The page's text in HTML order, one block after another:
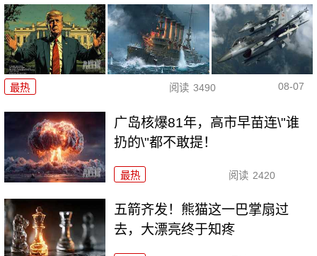
最热 阅读 3490 08-07
广岛核爆81年，高市早苗连\"谁
扔的\"都不敢提！
最热 阅读 2420
五箭齐发！熊猫这一巴掌扇过
去，大漂亮终于知疼